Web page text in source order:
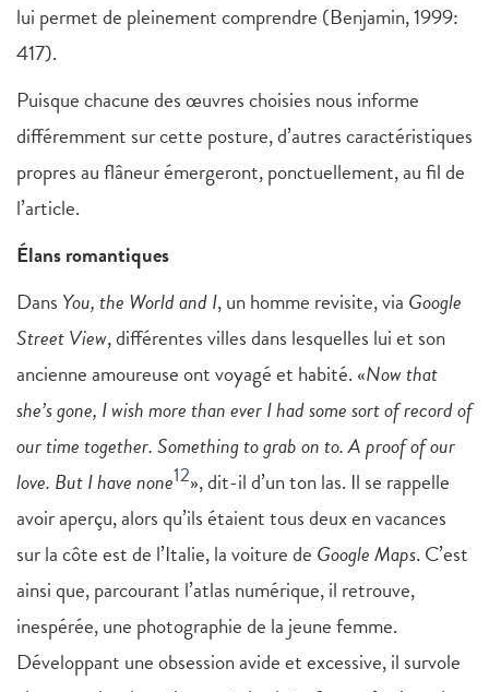
lui permet de pleinement comprendre (Benjamin, 1999:
417).
Puisque chacune des œuvres choisies nous informe
différemment sur cette posture, d’autres caractéristiques
propres au flâneur émergeront, ponctuellement, au fil de
l’article.
Élans romantiques
Dans You, the World and I, un homme revisite, via Google
Street View, différentes villes dans lesquelles lui et son
ancienne amoureuse ont voyagé et habité. «Now that
she’s gone, I wish more than ever I had some sort of record of
our time together. Something to grab on to. A proof of our
love. But I have none12», dit-il d’un ton las. Il se rappelle
avoir aperçu, alors qu’ils étaient tous deux en vacances
sur la côte est de l’Italie, la voiture de Google Maps. C’est
ainsi que, parcourant l’atlas numérique, il retrouve,
inespérée, une photographie de la jeune femme.
Développant une obsession avide et excessive, il survole